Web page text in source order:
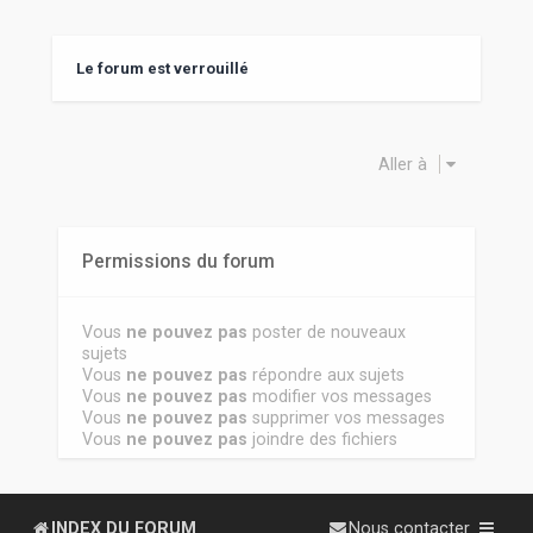
Le forum est verrouillé
Aller à
Permissions du forum
Vous ne pouvez pas poster de nouveaux
sujets
Vous ne pouvez pas répondre aux sujets
Vous ne pouvez pas modifier vos messages
Vous ne pouvez pas supprimer vos messages
Vous ne pouvez pas joindre des fichiers
INDEX DU FORUM Nous contacter